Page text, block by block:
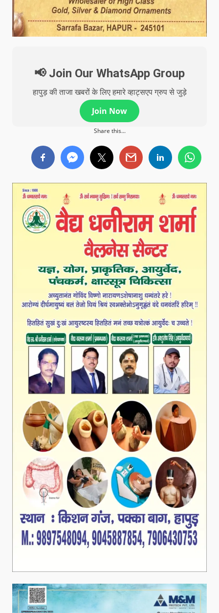
📢 Join Our WhatsApp Group
हापुड़ की ताजा खबरों के लिए हमारे व्हाट्सएप ग्रुप से जुड़े
Join Now
Share this...